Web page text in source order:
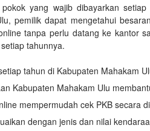
yang wajib dibayarkan
pemilik dapat mengetahui
tanpa perlu datang ke kantor
tahunnya.
tahun di Kabupaten Mahakam
Kabupaten Mahakam Ulu
mempermudah cek PKB secara
dengan jenis dan nilai